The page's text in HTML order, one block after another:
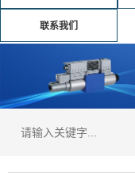
联系我们